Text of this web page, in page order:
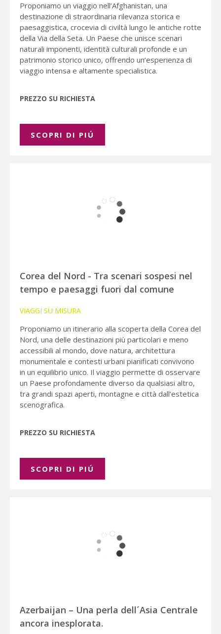
Proponiamo un viaggio nell’Afghanistan, una
destinazione di straordinaria rilevanza storica e
paesaggistica, crocevia di civiltà lungo le antiche rotte
della Via della Seta. Un Paese che unisce scenari
naturali imponenti, identità culturali profonde e un
patrimonio storico unico, offrendo un’esperienza di
viaggio intensa e altamente specialistica.
PREZZO SU RICHIESTA
SCOPRI DI PIÚ
Corea del Nord - Tra scenari sospesi nel
tempo e paesaggi fuori dal comune
VIAGGI SU MISURA
Proponiamo un itinerario alla scoperta della Corea del
Nord, una delle destinazioni più particolari e meno
accessibili al mondo, dove natura, architettura
monumentale e contesti urbani pianificati convivono
in un equilibrio unico. Il viaggio permette di osservare
un Paese profondamente diverso da qualsiasi altro,
tra grandi spazi aperti, montagne e città dall’estetica
scenografica.
PREZZO SU RICHIESTA
SCOPRI DI PIÚ
Azerbaijan – Una perla dell´Asia Centrale
ancora inesplorata.